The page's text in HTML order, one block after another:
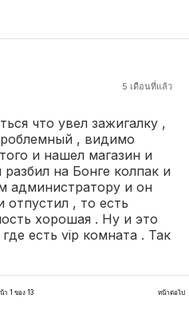
5 เดือนที่แล้ว
что увел зажигалку ,
, видимо
и нашел магазин и
на Бонге колпак и
администратору и он
отпустил , то есть
хорошая . Ну и это
есть vip комната . Так
า 1 ของ 13 หน้าต่อไป